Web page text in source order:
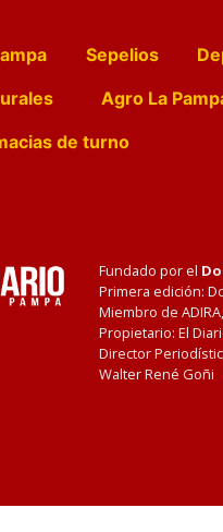
Sepelios
Agro La
de turno
Fundado por el
Primera edición:
Miembro de
Propietario: El
Director
Walter René Goñi